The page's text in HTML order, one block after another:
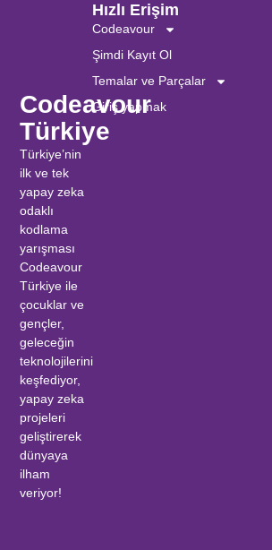
Codeavour
Türkiye
Türkiye’nin
ilk ve tek
yapay zeka
odaklı
kodlama
yarışması
Codeavour
Türkiye ile
çocuklar ve
gençler,
geleceğin
teknolojilerini
keşfediyor,
yapay zeka
projeleri
geliştirerek
dünyaya
ilham
veriyor!
Hızlı Erişim
Codeavour
Şimdi Kayıt Ol
Temalar ve Parçalar
Giriş yapmak